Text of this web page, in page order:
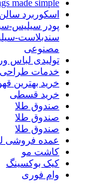
made simple
اسکوربرد
پودر سیلیس-
سندبلاست-
مصنوعی
تولیدی لباس
خدمات
خرید بهترین
خرید قسطی
صندوق طلا
صندوق طلا
صندوق طلا
عمده فروشی
کاشت مو
کیک بوکسینگ
وام فوری